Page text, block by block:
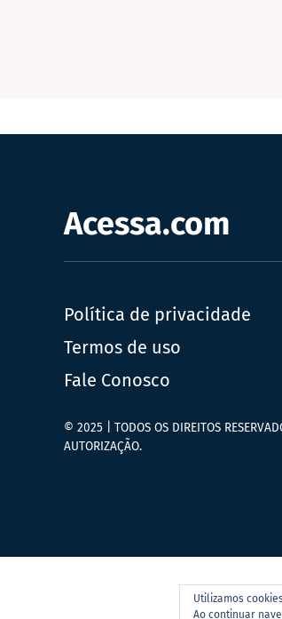
Acessa.com
Política de privacidade
Termos de uso
Fale Conosco
Utilizamos
Ao continuar
© 2025 | TODOS OS DIREITOS
AUTORIZAÇÃO.